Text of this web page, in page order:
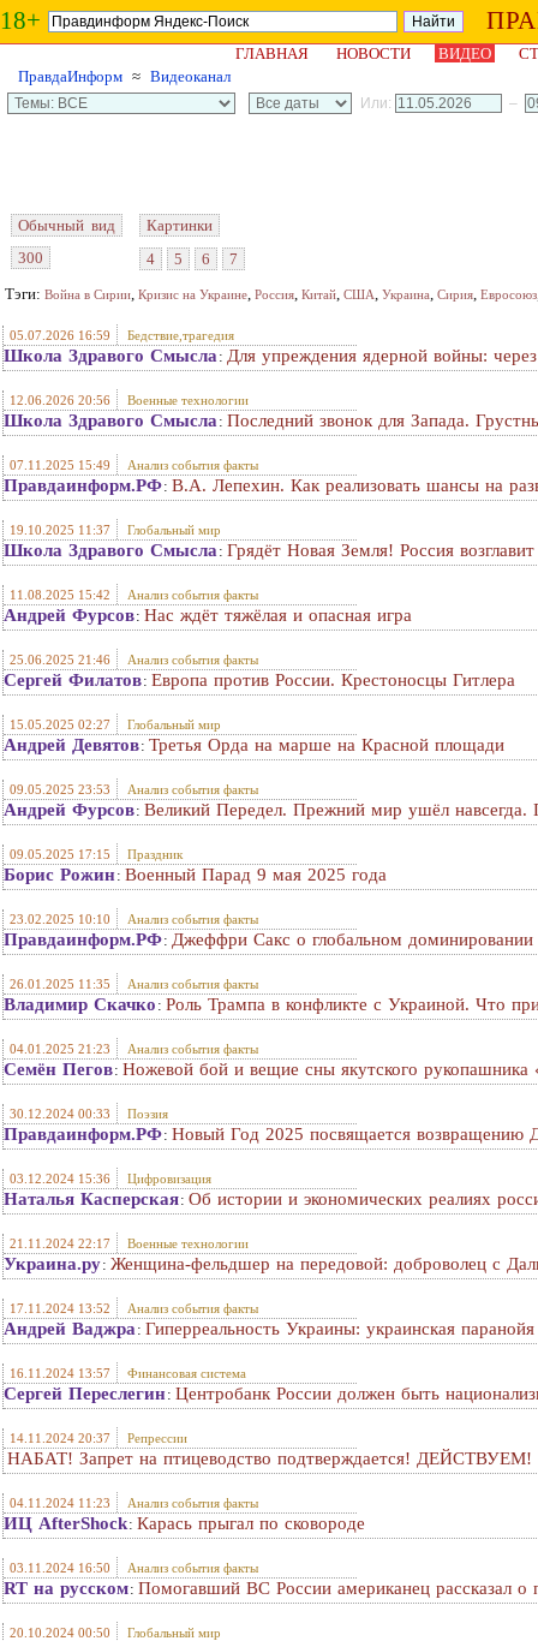
18+
ГЛАВНАЯ НОВОСТИ ВИДЕО
ПравдаИнформ ≈ Видеоканал
Или: –
Обычный вид
300
Картинки
4
5 6
7
Тэги: Война в Сирии, Кризис на Украине, Россия, Китай, США, Украина, Сирия, Евросоюз
05.07.2026 16:59 Бедствие,трагедия
Школа Здравого Смысла : Для упреждения ядерной войны:
12.06.2026 20:56 Военные технологии
Школа Здравого Смысла : Последний звонок для Запада.
07.11.2025 15:49 Анализ события факты
Правдаинформ.РФ: В.А. Лепехин. Как реализовать шансы на
19.10.2025 11:37 Глобальный мир
Школа Здравого Смысла : Грядёт Новая Земля! Россия
11.08.2025 15:42 Анализ события факты
Андрей Фурсов: Нас ждёт тяжёлая и опасная игра
25.06.2025 21:46 Анализ события факты
Сергей Филатов: Европа против России. Крестоносцы Гитлера
15.05.2025 02:27 Глобальный мир
Андрей Девятов: Третья Орда на марше на Красной площади
09.05.2025 23:53 Анализ события факты
Андрей Фурсов: Великий Передел. Прежний мир ушёл навсегда.
09.05.2025 17:15 Праздник
Борис Рожин: Военный Парад 9 мая 2025 года
23.02.2025 10:10 Анализ события факты
Правдаинформ.РФ: Джеффри Сакс о глобальном
26.01.2025 11:35 Анализ события факты
Владимир Скачко : Роль Трампа в конфликте с Украиной. Что
04.01.2025 21:23 Анализ события факты
Семён Пегов: Ножевой бой и вещие сны якутского рукопашника
30.12.2024 00:33 Поэзия
Правдаинформ.РФ: Новый Год 2025 посвящается возвращению
03.12.2024 15:36 Цифровизация
Наталья Касперская: Об истории и экономических реалиях
21.11.2024 22:17 Военные технологии
Украина.ру: Женщина-фельдшер на передовой: доброволец с
17.11.2024 13:52 Анализ события факты
Андрей Ваджра : Гиперреальность Украины: украинская
16.11.2024 13:57 Финансовая система
Сергей Переслегин: Центробанк России должен быть
14.11.2024 20:37 Репрессии
НАБАТ! Запрет на птицеводство подтверждается! ДЕЙСТВУЕМ!
04.11.2024 11:23 Анализ события факты
ИЦ AfterShock: Карась прыгал по сковороде
03.11.2024 16:50 Анализ события факты
RT на русском: Помогавший ВС России американец рассказал о
20.10.2024 00:50 Глобальный мир